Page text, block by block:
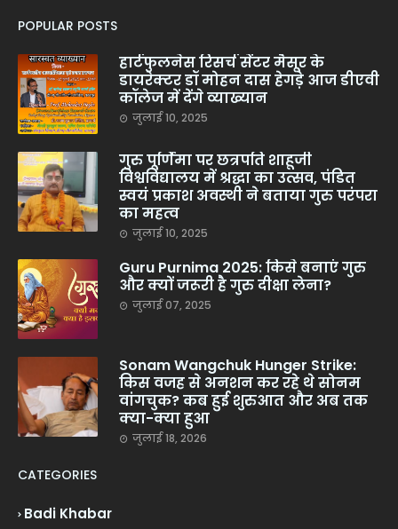
POPULAR POSTS
हार्टफुलनेस रिसर्च सेंटर मैसूर के
डायरेक्टर डॉ मोहन दास हेगड़े आज डीएवी
कॉलेज में देंगे व्याख्यान
जुलाई 10, 2025
गुरु पूर्णिमा पर छत्रपति शाहूजी
विश्वविद्यालय में श्रद्धा का उत्सव, पंडित
स्वयं प्रकाश अवस्थी ने बताया गुरु परंपरा
का महत्व
जुलाई 10, 2025
Guru Purnima 2025: किसे बनाएं गुरु
और क्यों जरूरी है गुरु दीक्षा लेना?
जुलाई 07, 2025
Sonam Wangchuk Hunger Strike:
किस वजह से अनशन कर रहे थे सोनम
वांगचुक? कब हुई शुरुआत और अब तक
क्या-क्या हुआ
जुलाई 18, 2026
CATEGORIES
Badi Khabar